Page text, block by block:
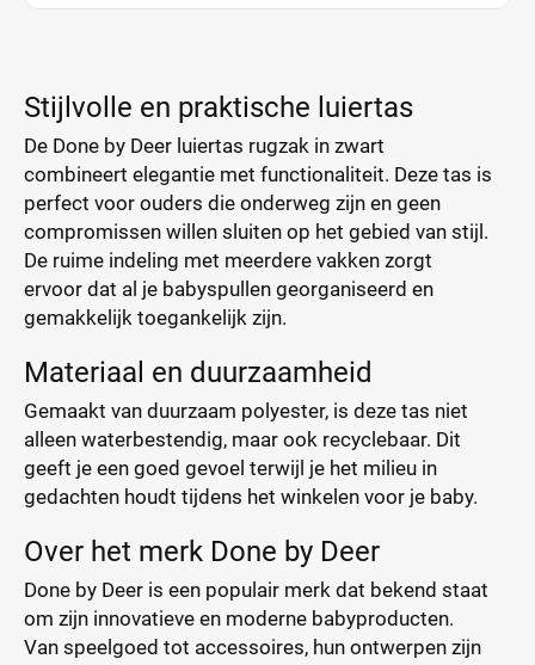
Stijlvolle en praktische luiertas
De Done by Deer luiertas rugzak in zwart
combineert elegantie met functionaliteit. Deze tas is
perfect voor ouders die onderweg zijn en geen
compromissen willen sluiten op het gebied van stijl.
De ruime indeling met meerdere vakken zorgt
ervoor dat al je babyspullen georganiseerd en
gemakkelijk toegankelijk zijn.
Materiaal en duurzaamheid
Gemaakt van duurzaam polyester, is deze tas niet
alleen waterbestendig, maar ook recyclebaar. Dit
geeft je een goed gevoel terwijl je het milieu in
gedachten houdt tijdens het winkelen voor je baby.
Over het merk Done by Deer
Done by Deer is een populair merk dat bekend staat
om zijn innovatieve en moderne babyproducten.
Van speelgoed tot accessoires, hun ontwerpen zijn